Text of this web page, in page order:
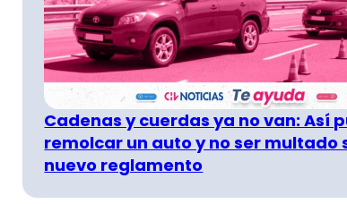
Cadenas y cuerdas ya no van: Así
remolcar un auto y no ser multado
nuevo reglamento